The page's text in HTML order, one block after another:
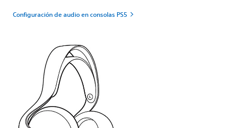
Configuración de audio en consolas PS5